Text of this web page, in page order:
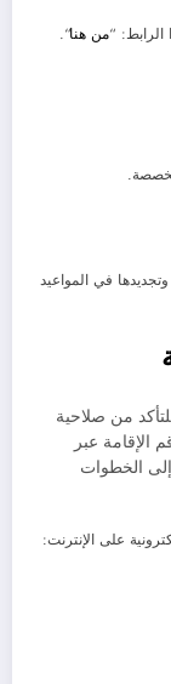
الرابط: “من هنا“.
في المواعيد
من صلاحية
الإقامة عبر
الخطوات
على الإنترنت: